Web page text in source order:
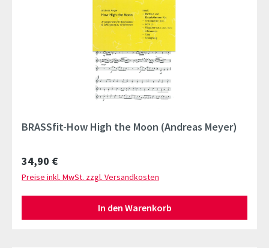
BRASSfit-How High the Moon (Andreas Meyer)
Regulärer Preis:
34,90 €
Preise inkl. MwSt. zzgl. Versandkosten
In den Warenkorb